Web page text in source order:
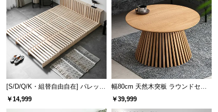
o.,
[S/D/Q/K・組替自由自在] パレット
ベッド 8/12/16枚セット
￥14,999
幅80cm 天然木突板 ラウンドセン
ターテーブル 美しい格子デザイン
￥39,999